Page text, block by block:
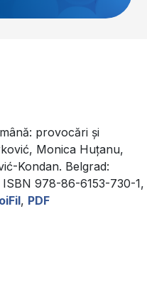
provocări și
Monica Huțanu,
Kondan. Belgrad:
978-86-6153-730-1,
, PDF